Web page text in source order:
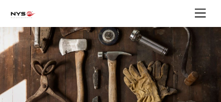
content